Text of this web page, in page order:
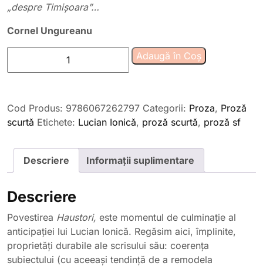
„despre Timişoara”…
Cornel Ungureanu
cerului,
de
Ionică
Adaugă în Coș
Cod Produs: 9786067262797 Categorii: Proza, Proză
scurtă Etichete: Lucian Ionică, proză scurtă, proză sf
Descriere Informații suplimentare
Descriere
Povestirea Haustori, este momentul de culminație al
anticipației lui Lucian Ionică. Regăsim aici, împlinite,
proprietăți durabile ale scrisului său: coerența
subiectului (cu aceeași tendință de a remodela